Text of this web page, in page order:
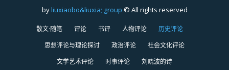
byliuxiaobo&liuxia; group © All rights reserved
散文·随笔 评论 书评 人物评论
历史评论
思想评论与理论探讨
政治评论
社会文化评论
文学艺术评论
时事评论 刘晓波的诗